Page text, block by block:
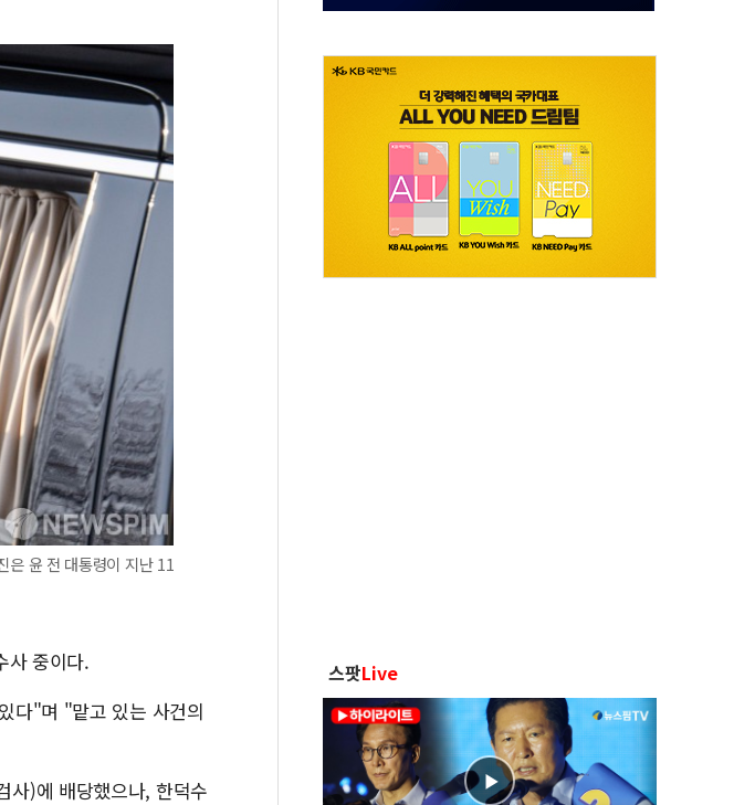
은 윤 전 대통령이 지난 11
사 중이다.
다"며 "맡고 있는 사건의
사)에 배당했으나, 한덕수
스팟Live